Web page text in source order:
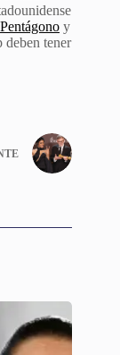
Pentágono y
deben tener